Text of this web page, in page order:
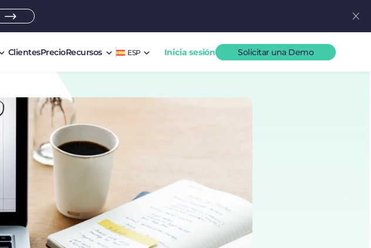
ClientesPrecioRecursos ESP Inicia sesión Solicitar una Demo